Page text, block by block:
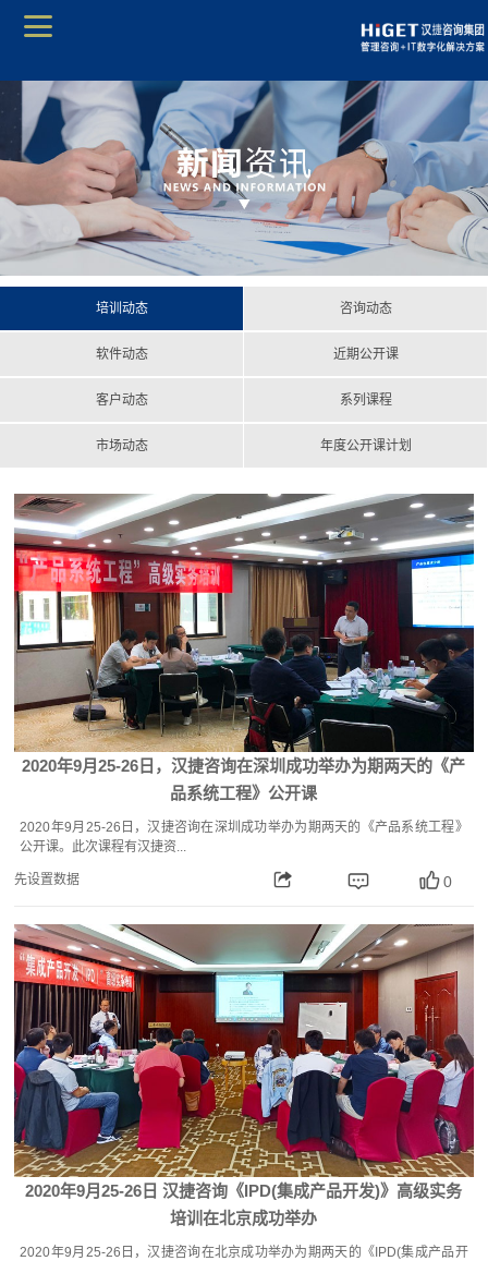
培训动态 咨询动态
软件动态 近期公开课
客户动态 系列课程
市场动态 年度公开课计划
2020年9月25-26日，汉捷咨询在深圳成功举办为期两天的《产
品系统工程》公开课
2020年9月25-26日，汉捷咨询在深圳成功举办为期两天的《产品系统工程》
公开课。此次课程有汉捷资...
先设置数据 0
2020年9月25-26日 汉捷咨询《IPD(集成产品开发)》高级实务
培训在北京成功举办
2020年9月25-26日，汉捷咨询在北京成功举办为期两天的《IPD(集成产品开